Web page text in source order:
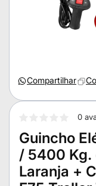
0
Guincho
/ 5400 Kg.
Laranja +
Compartilhar